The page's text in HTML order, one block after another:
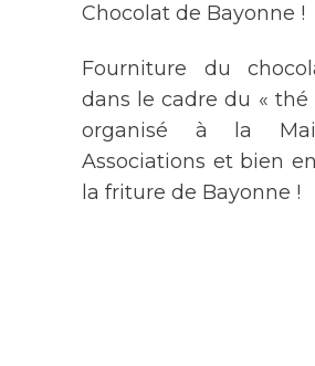
Chocolat de Bayonne !
Fourniture du
dans le cadre du « thé
organisé à la
Associations et bien
la friture de Bayonne !